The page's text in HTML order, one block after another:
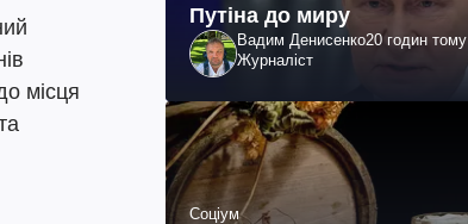
місця
Путіна до миру
Вадим Денисенко20 годин тому
Журналіст
Соціум